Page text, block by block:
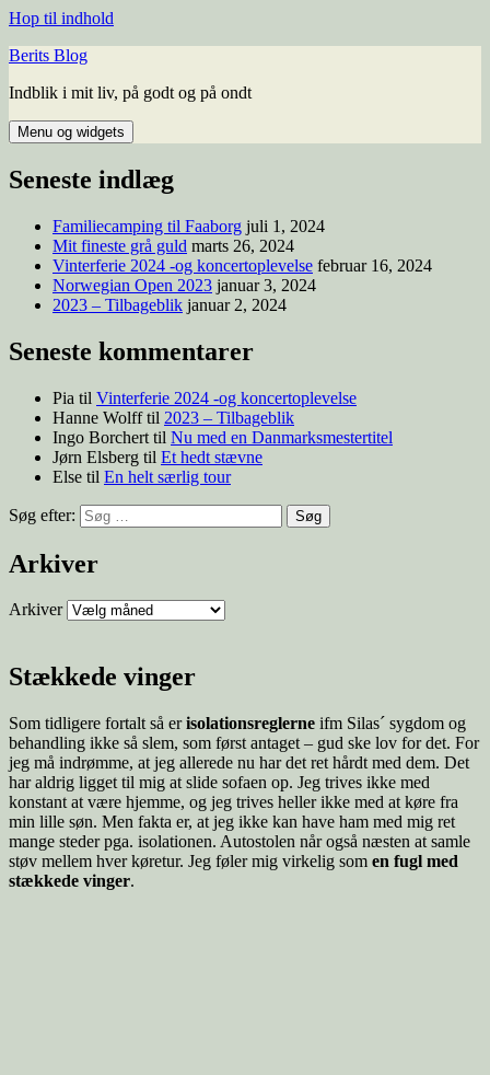
Hop til indhold
Berits Blog
Indblik i mit liv, på godt og på ondt
Menu og widgets
Seneste indlæg
Familiecamping til Faaborg juli 1, 2024
Mit fineste grå guld marts 26, 2024
Vinterferie 2024 -og koncertoplevelse februar 16, 2024
Norwegian Open 2023 januar 3, 2024
2023 – Tilbageblik januar 2, 2024
Seneste kommentarer
Pia til Vinterferie 2024 -og koncertoplevelse
Hanne Wolfftil 2023 – Tilbageblik
Ingo Borchert til Nu med en Danmarksmestertitel
Jørn Elsberg til Et hedt stævne
Else til En helt særlig tour
Søg efter:
Arkiver
Arkiver
Stækkede vinger
Som tidligere fortalt så erisolationsreglerne ifm Silas´ sygdom og
behandling ikke så slem, som først antaget – gud ske lov for det. For
jeg må indrømme, at jeg allerede nu har det ret hårdt med dem. Det
har aldrig ligget til mig at slide sofaen op. Jeg trives ikke med
konstant at være hjemme, og jeg trives heller ikke med at køre fra
min lille søn. Men fakta er, at jeg ikke kan have ham med mig ret
mange steder pga. isolationen. Autostolen når også næsten at samle
støv mellem hver køretur. Jeg føler mig virkelig som en fugl med
stækkede vinger.